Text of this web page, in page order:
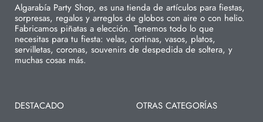
Algarabía Party Shop, es una tienda de artículos para fiestas,
sorpresas, regalos y arreglos de globos con aire o con helio.
Fabricamos piñatas a elección. Tenemos todo lo que
necesitas para tu fiesta: velas, cortinas, vasos, platos,
servilletas, coronas, souvenirs de despedida de soltera, y
muchas cosas más.
DESTACADO OTRAS CATEGORÍAS